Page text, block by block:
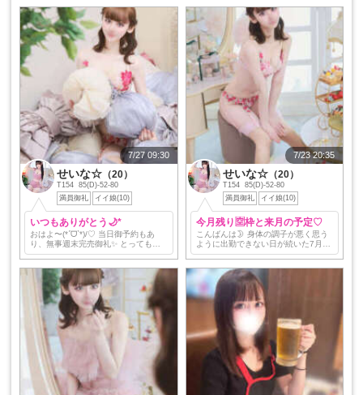
申し訳ありませんでした💧‬ 前半のシ
フトはこ…
せて頂きました。 ご予…
7/27 09:30
せいな☆ （20）
T154 85(D)-52-80
満員御礼
イイ娘(10)
いつもありがとう🌙*
おはよ〜(*ˊᗜˋ*)/♡ 当日御予約もあ
り、無事週末完売御礼✨️ とっても久
しぶりにお会い出来た方や、新しい
した♡ ブルースカイからの8月の予定
に関…
7/23 20:35
せいな☆（20）
T154 85(D)-52-80
満員御礼
イイ娘(10)
今月残り🈳枠と来月の予定♡
こんばんは🌛 身体の調子が悪く思う
ように出勤できない日が続いた7月で
したが、沢山のご新規様や変わらず
しくお仕事を続ける事が出来まし
た。 私都合のキャンセ…